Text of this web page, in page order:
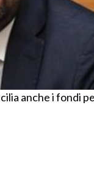
anche i fondi